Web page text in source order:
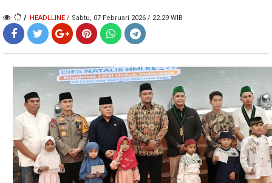
/ HEADLLINE / Sabtu, 07 Februari 2026 / 22.29 WIB